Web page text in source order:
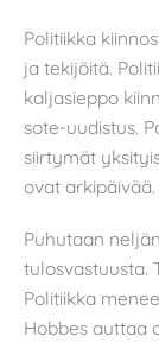
Politiikka
ja tekijöitä.
kaljasieppo
sote-uudistus.
siirtymät
ovat arkipäivää.
Puhutaan
tulosvastuusta.
Politiikka
Hobbes auttaa